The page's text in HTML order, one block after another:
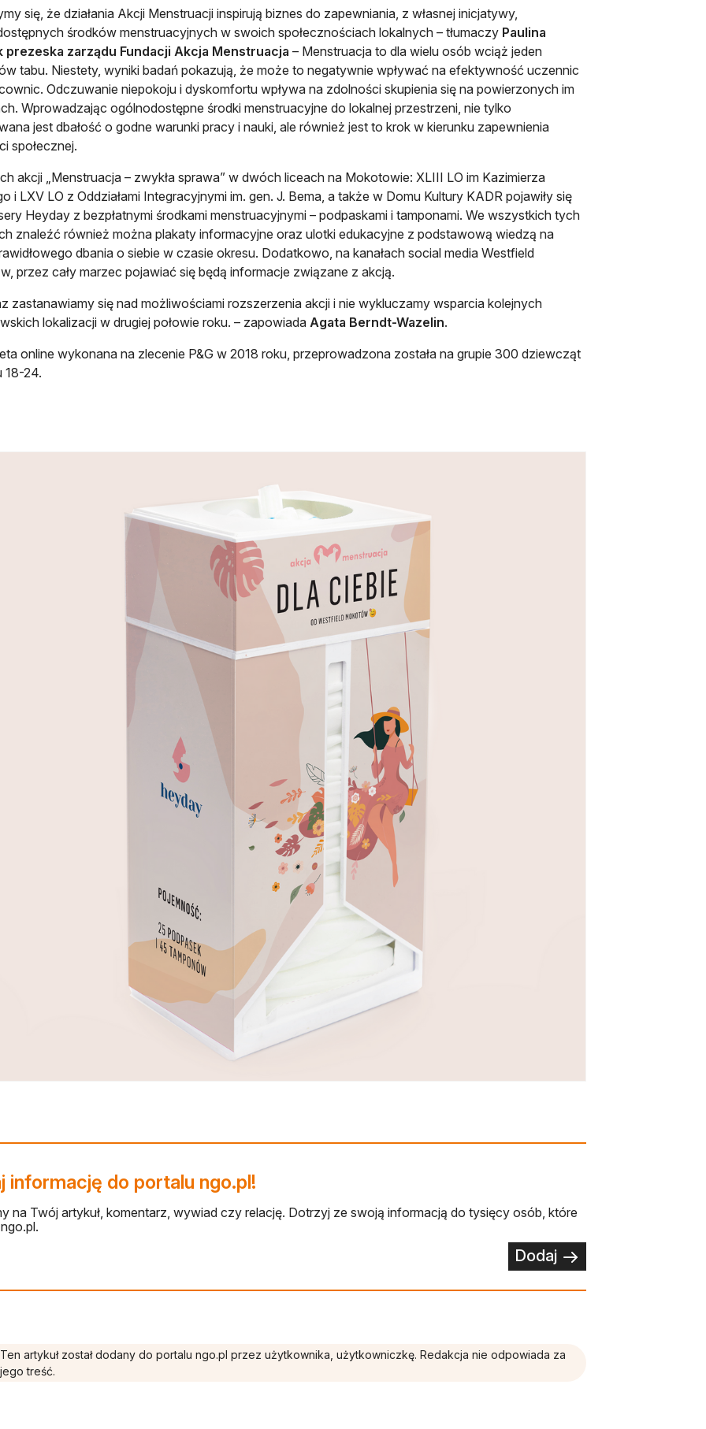
się, że działania Akcji Menstruacji inspirują biznes do zapewniania, z własnej inicjatywy,
środków menstruacyjnych w swoich społecznościach lokalnych – tłumaczy Paulina
prezeska zarządu Fundacji Akcja Menstruacja – Menstruacja to dla wielu osób wciąż jeden
tabu. Niestety, wyniki badań pokazują, że może to negatywnie wpływać na efektywność uczennic
Odczuwanie niepokoju i dyskomfortu wpływa na zdolności skupienia się na powierzonych im
Wprowadzając ogólnodostępne środki menstruacyjne do lokalnej przestrzeni, nie tylko
jest dbałość o godne warunki pracy i nauki, ale również jest to krok w kierunku zapewnienia
społecznej.
akcji „Menstruacja – zwykła sprawa” w dwóch liceach na Mokotowie: XLIII LO im Kazimierza
i LXV LO z Oddziałami Integracyjnymi im. gen. J. Bema, a także w Domu Kultury KADR pojawiły się
Heyday z bezpłatnymi środkami menstruacyjnymi – podpaskami i tamponami. We wszystkich tych
znaleźć również można plakaty informacyjne oraz ulotki edukacyjne z podstawową wiedzą na
dbania o siebie w czasie okresu. Dodatkowo, na kanałach social media Westfield
przez cały marzec pojawiać się będą informacje związane z akcją.
zastanawiamy się nad możliwościami rozszerzenia akcji i nie wykluczamy wsparcia kolejnych
lokalizacji w drugiej połowie roku. – zapowiada Agata Berndt-Wazelin.
się w nowej karcie
online wykonana na zlecenie P&G w 2018 roku, przeprowadzona została na grupie 300 dziewcząt
18-24.
informację do portalu ngo.pl!
na Twój artykuł, komentarz, wywiad czy relację. Dotrzyj ze swoją informacją do tysięcy osób, które
Dodaj
Ten artykuł został dodany do portalu ngo.pl przez użytkownika, użytkowniczkę. Redakcja nie odpowiada za
jego treść.